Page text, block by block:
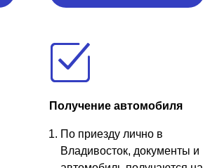
Получение автомобиля
По приезду лично в
Владивосток, документы и